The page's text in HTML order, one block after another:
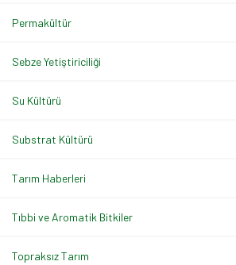
Permakültür
Sebze Yetiştiriciliği
Su Kültürü
Substrat Kültürü
Tarım Haberleri
Tıbbi ve Aromatik Bitkiler
Topraksız Tarım